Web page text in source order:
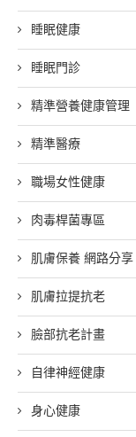
睡眠健康
睡眠門診
精準營養健康管理
精準醫療
職場女性健康
肉毒桿菌專區
肌膚保養 網路分享
肌膚拉提抗老
臉部抗老計畫
自律神經健康
身心健康